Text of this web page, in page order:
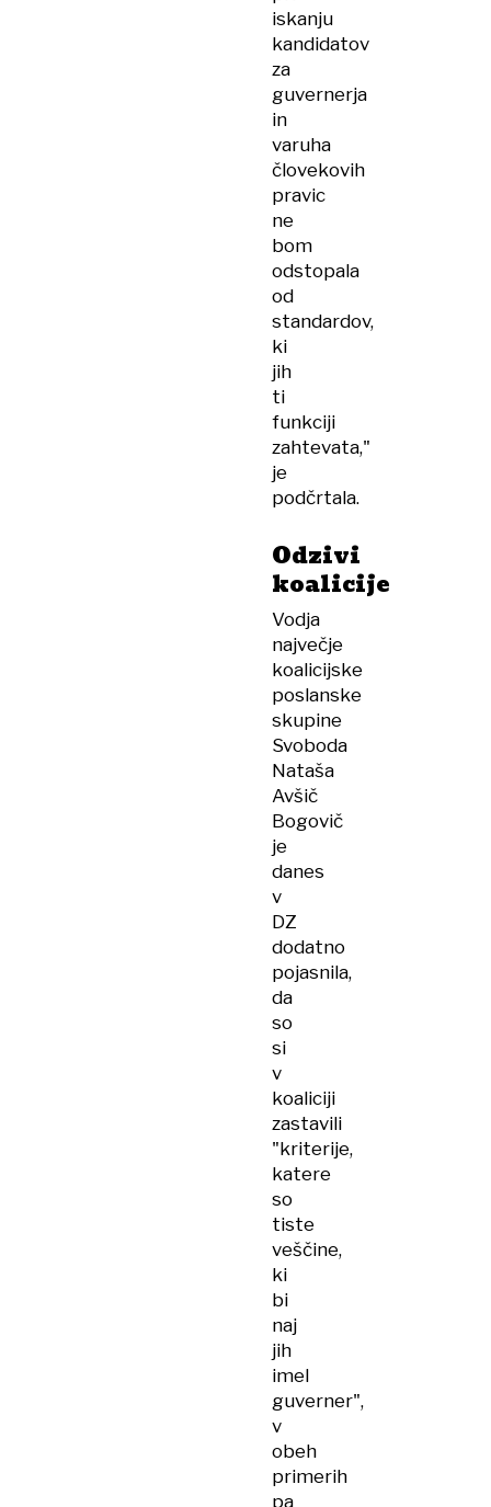
iskanju
kandidatov
za
guvernerja
in
varuha
človekovih
pravic
ne
bom
odstopala
od
standardov,
ki
jih
ti
funkciji
zahtevata,"
je
podčrtala.
Odzivi
koalicije
Vodja
največje
koalicijske
poslanske
skupine
Svoboda
Nataša
Avšič
Bogovič
je
danes
v
DZ
dodatno
pojasnila,
da
so
si
v
koaliciji
zastavili
"kriterije,
katere
so
tiste
veščine,
ki
bi
naj
jih
imel
guverner",
v
obeh
primerih
pa